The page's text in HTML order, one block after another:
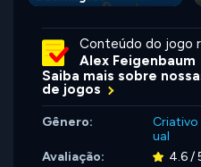
Conteúdo do jogo
Alex Feigenbaum
Saiba mais sobre
de jogos
Gênero: Criativo
ual
Avaliação:
4.6 /